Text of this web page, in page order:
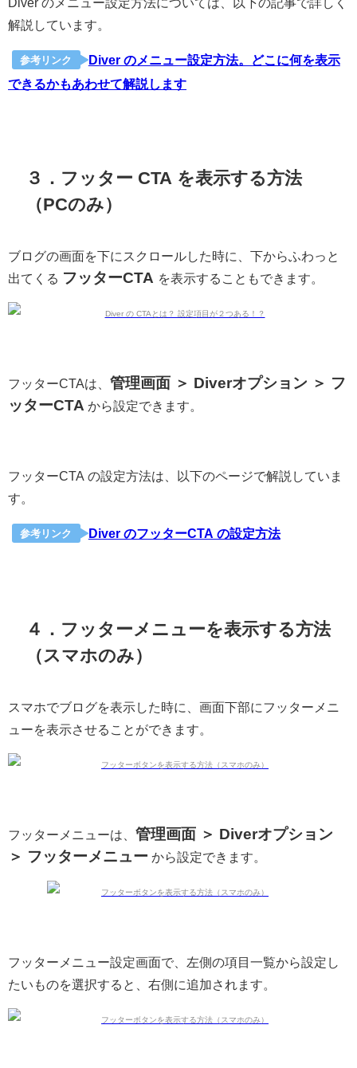
解説しています。
参考リンク
Diver のメニュー設定方法。どこに何を表示
できるかもあわせて解説します
３．フッター CTA を表示する方法
（PCのみ）
ブログの画面を下にスクロールした時に、下からふわっと
出てくる フッターCTA を表示することもできます。
フッターCTAは、 管理画面 ＞ Diverオプション ＞ フ
ッターCTA から設定できます。
フッターCTA の設定方法は、以下のページで解説していま
す。
参考リンク Diver のフッターCTA の設定方法
４．フッターメニューを表示する方法
（スマホのみ）
スマホでブログを表示した時に、画面下部にフッターメニ
ューを表示させることができます。
フッターメニューは、 管理画面 ＞ Diverオプション
＞ フッターメニュー から設定できます。
フッターメニュー設定画面で、左側の項目一覧から設定し
たいものを選択すると、右側に追加されます。